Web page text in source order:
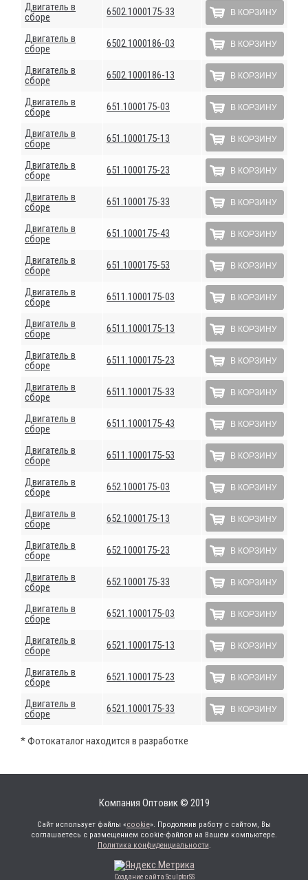
Двигатель в
сборе
6502.1000175-33 В КОРЗИНУ
Двигатель в
сборе
6502.1000186-03 В КОРЗИНУ
Двигатель в
сборе
6502.1000186-13 В КОРЗИНУ
Двигатель в
сборе
651.1000175-03 В КОРЗИНУ
Двигатель в
сборе
651.1000175-13 В КОРЗИНУ
Двигатель в
сборе
651.1000175-23 В КОРЗИНУ
Двигатель в
сборе
651.1000175-33 В КОРЗИНУ
Двигатель в
сборе
651.1000175-43 В КОРЗИНУ
Двигатель в
сборе
651.1000175-53 В КОРЗИНУ
Двигатель в
сборе
6511.1000175-03 В КОРЗИНУ
Двигатель в
сборе
6511.1000175-13 В КОРЗИНУ
Двигатель в
сборе
6511.1000175-23 В КОРЗИНУ
Двигатель в
сборе
6511.1000175-33 В КОРЗИНУ
Двигатель в
сборе
6511.1000175-43 В КОРЗИНУ
Двигатель в
сборе
6511.1000175-53 В КОРЗИНУ
Двигатель в
сборе
652.1000175-03 В КОРЗИНУ
Двигатель в
сборе
652.1000175-13 В КОРЗИНУ
Двигатель в
сборе
652.1000175-23 В КОРЗИНУ
Двигатель в
сборе
652.1000175-33 В КОРЗИНУ
Двигатель в
сборе
6521.1000175-03 В КОРЗИНУ
Двигатель в
сборе
6521.1000175-13 В КОРЗИНУ
Двигатель в
сборе
6521.1000175-23 В КОРЗИНУ
Двигатель в
сборе
6521.1000175-33 В КОРЗИНУ
* Фотокаталог находится в разработке
Компания Оптовик © 2019
Сайт использует файлы «cookie». Продолжив работу с сайтом, Вы
соглашаетесь с размещением cookie-файлов на Вашем компьютере.
Политика конфиденциальности.
Создание сайта SculptorSS